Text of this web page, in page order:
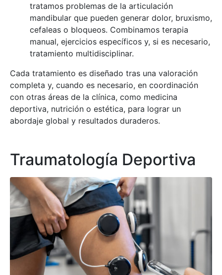
tratamos problemas de la articulación
mandibular que pueden generar dolor, bruxismo,
cefaleas o bloqueos. Combinamos terapia
manual, ejercicios específicos y, si es necesario,
tratamiento multidisciplinar.
Cada tratamiento es diseñado tras una valoración
completa y, cuando es necesario, en coordinación
con otras áreas de la clínica, como medicina
deportiva, nutrición o estética, para lograr un
abordaje global y resultados duraderos.
Traumatología Deportiva